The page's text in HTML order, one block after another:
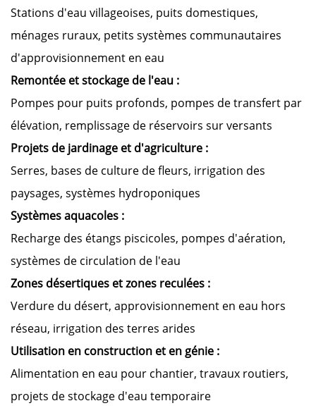
Stations d'eau villageoises, puits domestiques,
ménages ruraux, petits systèmes communautaires
d'approvisionnement en eau
Remontée et stockage de l'eau :
Pompes pour puits profonds, pompes de transfert par
élévation, remplissage de réservoirs sur versants
Projets de jardinage et d'agriculture :
Serres, bases de culture de fleurs, irrigation des
paysages, systèmes hydroponiques
Systèmes aquacoles :
Recharge des étangs piscicoles, pompes d'aération,
systèmes de circulation de l'eau
Zones désertiques et zones reculées :
Verdure du désert, approvisionnement en eau hors
réseau, irrigation des terres arides
Utilisation en construction et en génie :
Alimentation en eau pour chantier, travaux routiers,
projets de stockage d'eau temporaire